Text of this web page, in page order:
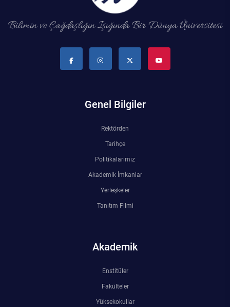
Bilimin ve Çağdaşlığın Işığında Bir Dünya Üniversitesi
Genel Bilgiler
Rektörden
Tarihçe
Politikalarımız
Akademik İmkanlar
Yerleşkeler
Tanıtım Filmi
Akademik
Enstitüler
Fakülteler
Yüksekokullar